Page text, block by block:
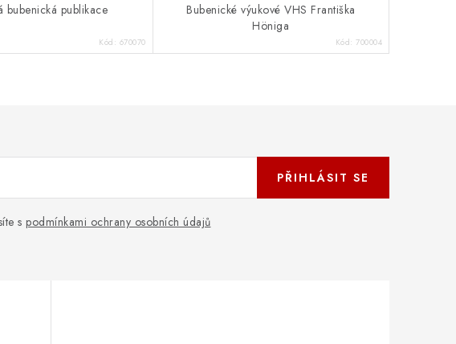
bubenická publikace
Kód: 670070
Bubenické výukové VHS Františka
Höniga
Kód: 700004
s podmínkami ochrany osobních údajů
PŘIHLÁSIT SE